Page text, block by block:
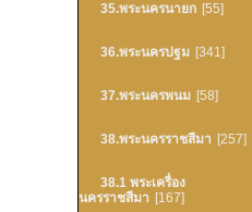
35.พระนครนายก [55]
36.พระนครปฐม [341]
37.พระนครพนม [58]
38.พระนครราชสีมา [257]
38.1 พระเครื่อง
นครราชสีมา [167]